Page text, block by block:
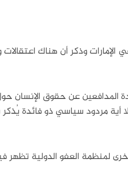
وذكر أن هناك اعتقالات
المدافعين عن حقوق الإنسان
أية مردود سياسي ذو فائدة
لمنظمة العفو الدولية تظهر